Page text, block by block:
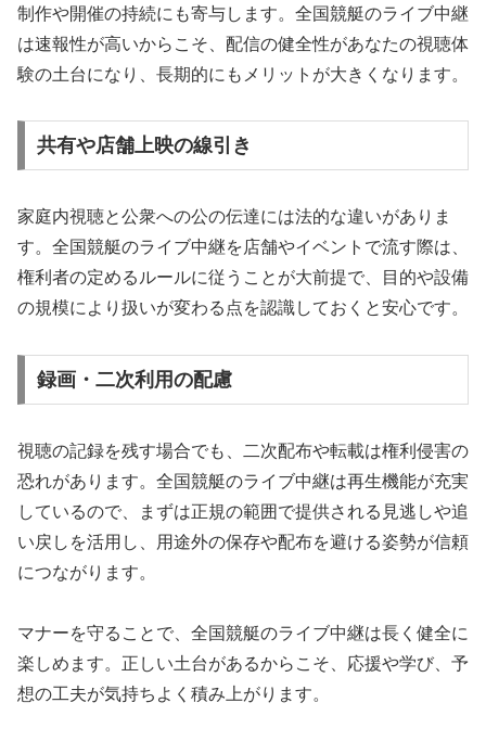
制作や開催の持続にも寄与します。全国競艇のライブ中継
は速報性が高いからこそ、配信の健全性があなたの視聴体
験の土台になり、長期的にもメリットが大きくなります。
共有や店舗上映の線引き
家庭内視聴と公衆への公の伝達には法的な違いがありま
す。全国競艇のライブ中継を店舗やイベントで流す際は、
権利者の定めるルールに従うことが大前提で、目的や設備
の規模により扱いが変わる点を認識しておくと安心です。
録画・二次利用の配慮
視聴の記録を残す場合でも、二次配布や転載は権利侵害の
恐れがあります。全国競艇のライブ中継は再生機能が充実
しているので、まずは正規の範囲で提供される見逃しや追
い戻しを活用し、用途外の保存や配布を避ける姿勢が信頼
につながります。
マナーを守ることで、全国競艇のライブ中継は長く健全に
楽しめます。正しい土台があるからこそ、応援や学び、予
想の工夫が気持ちよく積み上がります。